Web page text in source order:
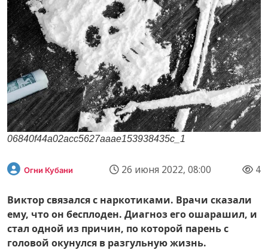
06840f44a02acc5627aaae153938435c_1
Огни Кубани 26 июня 2022, 08:00 4
Виктор связался с наркотиками. Врачи сказали
ему, что он бесплоден. Диагноз его ошарашил, и
стал одной из причин, по которой парень с
головой окунулся в разгульную жизнь.